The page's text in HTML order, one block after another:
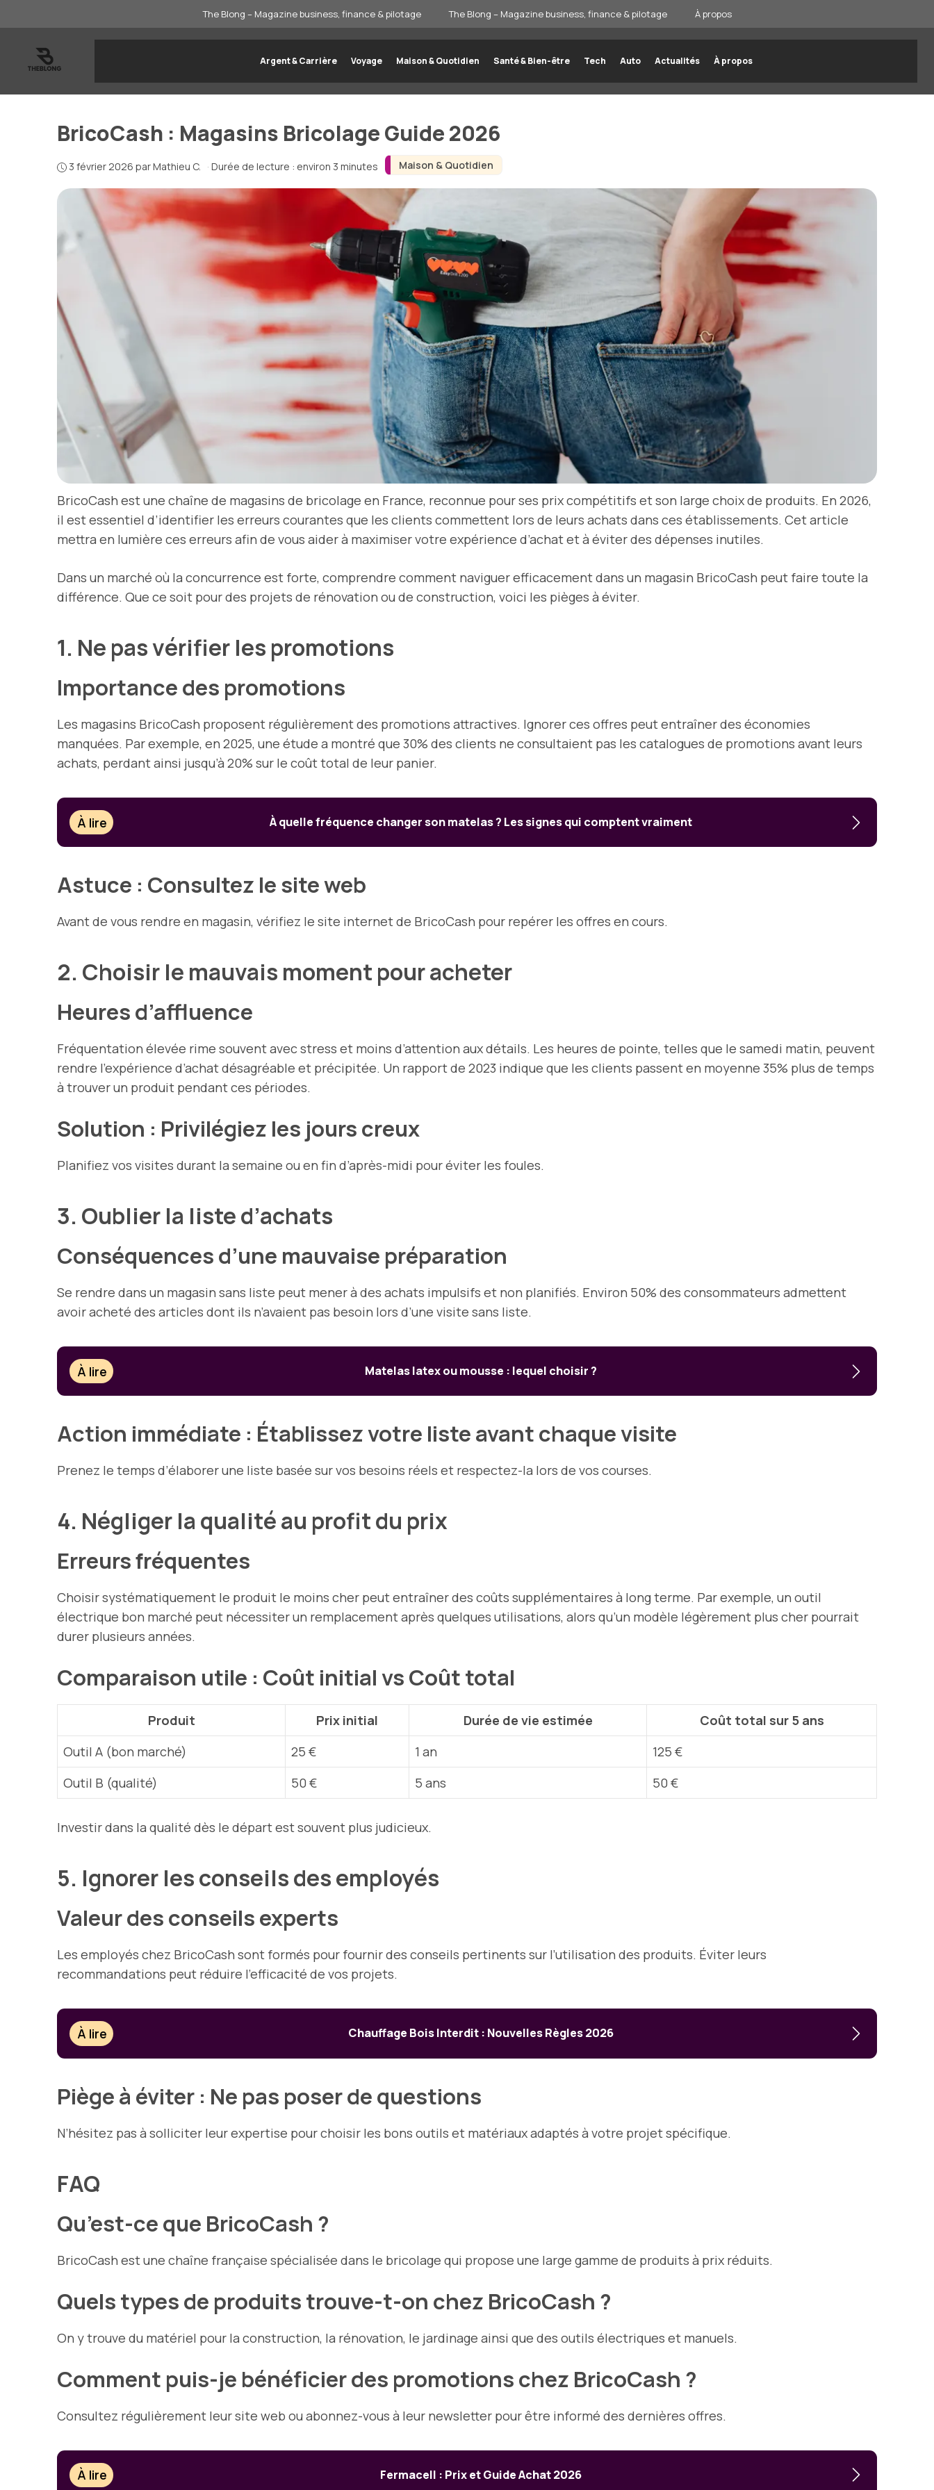
au
contenu
The Blong – Magazine business, finance & pilotage The Blong – Magazine business, finance & pilotage À propos
Argent & Carrière Voyage Maison & Quotidien Santé & Bien-être Tech Auto Actualités À propos
Maison & Quotidien
BricoCash : Magasins Bricolage Guide 2026
3 février 2026 parMathieu C. · Durée de lecture : environ 3 minutes
BricoCash est une chaîne de magasins de bricolage en France, reconnue pour ses prix compétitifs et son large choix de produits. En 2026,
il est essentiel d’identifier les erreurs courantes que les clients commettent lors de leurs achats dans ces établissements. Cet article
mettra en lumière ces erreurs afin de vous aider à maximiser votre expérience d’achat et à éviter des dépenses inutiles.
Dans un marché où la concurrence est forte, comprendre comment naviguer efficacement dans un magasin BricoCash peut faire toute la
différence. Que ce soit pour des projets de rénovation ou de construction, voici les pièges à éviter.
1. Ne pas vérifier les promotions
Importance des promotions
Les magasins BricoCash proposent régulièrement des promotions attractives. Ignorer ces offres peut entraîner des économies
manquées. Par exemple, en 2025, une étude a montré que 30% des clients ne consultaient pas les catalogues de promotions avant leurs
achats, perdant ainsi jusqu’à 20% sur le coût total de leur panier.
À lire À quelle fréquence changer son matelas ? Les signes qui comptent vraiment
Astuce : Consultez le site web
Avant de vous rendre en magasin, vérifiez le site internet de BricoCash pour repérer les offres en cours.
2. Choisir le mauvais moment pour acheter
Heures d’affluence
Fréquentation élevée rime souvent avec stress et moins d’attention aux détails. Les heures de pointe, telles que le samedi matin, peuvent
rendre l’expérience d’achat désagréable et précipitée. Un rapport de 2023 indique que les clients passent en moyenne 35% plus de temps
à trouver un produit pendant ces périodes.
Solution : Privilégiez les jours creux
Planifiez vos visites durant la semaine ou en fin d’après-midi pour éviter les foules.
3. Oublier la liste d’achats
Conséquences d’une mauvaise préparation
Se rendre dans un magasin sans liste peut mener à des achats impulsifs et non planifiés. Environ 50% des consommateurs admettent
avoir acheté des articles dont ils n’avaient pas besoin lors d’une visite sans liste.
À lire Matelas latex ou mousse : lequel choisir ?
Action immédiate : Établissez votre liste avant chaque visite
Prenez le temps d’élaborer une liste basée sur vos besoins réels et respectez-la lors de vos courses.
4. Négliger la qualité au profit du prix
Erreurs fréquentes
Choisir systématiquement le produit le moins cher peut entraîner des coûts supplémentaires à long terme. Par exemple, un outil
électrique bon marché peut nécessiter un remplacement après quelques utilisations, alors qu’un modèle légèrement plus cher pourrait
durer plusieurs années.
Comparaison utile : Coût initial vs Coût total
Produit Prix initial Durée de vie estimée
Coût total sur 5 ans
Outil A (bon marché)
25 € 1 an
125 €
Outil B (qualité)
50 € 5 ans 50 €
Investir dans la qualité dès le départ est souvent plus judicieux.
5. Ignorer les conseils des employés
Valeur des conseils experts
Les employés chez BricoCash sont formés pour fournir des conseils pertinents sur l’utilisation des produits. Éviter leurs
recommandations peut réduire l’efficacité de vos projets.
À lire Chauffage Bois Interdit : Nouvelles Règles 2026
Piège à éviter : Ne pas poser de questions
N’hésitez pas à solliciter leur expertise pour choisir les bons outils et matériaux adaptés à votre projet spécifique.
FAQ
Qu’est-ce que BricoCash ?
BricoCash est une chaîne française spécialisée dans le bricolage qui propose une large gamme de produits à prix réduits.
Quels types de produits trouve-t-on chez BricoCash ?
On y trouve du matériel pour la construction, la rénovation, le jardinage ainsi que des outils électriques et manuels.
Comment puis-je bénéficier des promotions chez BricoCash ?
Consultez régulièrement leur site web ou abonnez-vous à leur newsletter pour être informé des dernières offres.
À lire Fermacell : Prix et Guide Achat 2026